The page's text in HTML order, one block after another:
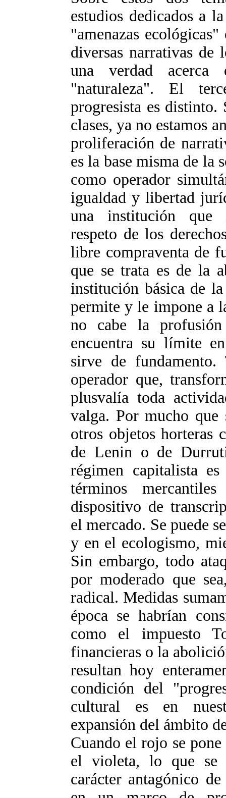
estudios dedicados a
"amenazas
diversas narrativas de
una verdad
"naturaleza". El
progresista es
clases, ya no estamos
proliferación de
es la base misma de la
como operador
igualdad y libertad
una institución que
respeto de los
libre compraventa de
que se trata es de la
institución básica de
permite y le impone a
no cabe la
encuentra su límite
sirve de
operador que,
plusvalía toda
valga. Por mucho que
otros objetos horteras
de Lenin o de
régimen capitalista
términos
dispositivo de
el mercado. Se puede
y en el ecologismo,
Sin embargo, todo
por moderado que
radical. Medidas
época se habrían
como el impuesto
financieras o la
resultan hoy
condición del
cultural es en
expansión del ámbito
Cuando el rojo se
el violeta, lo que se
carácter antagónico